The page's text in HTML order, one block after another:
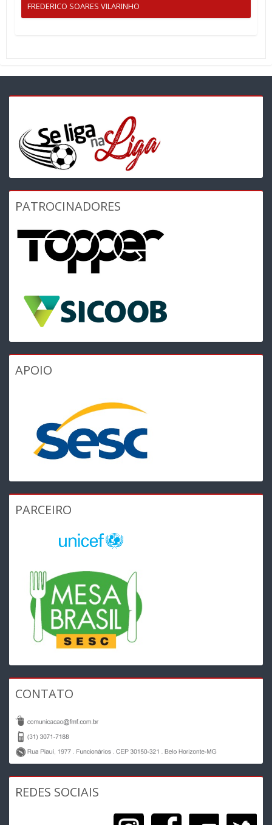
FREDERICO SOARES VILARINHO
PATROCINADORES
APOIO
PARCEIRO
CONTATO
REDES SOCIAIS